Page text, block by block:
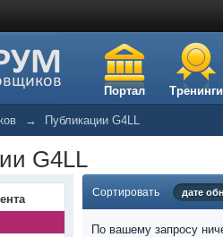
Портал Тренинги
→ Публикации G4LL
G4LL
Сортировать дате
По вашему запросу